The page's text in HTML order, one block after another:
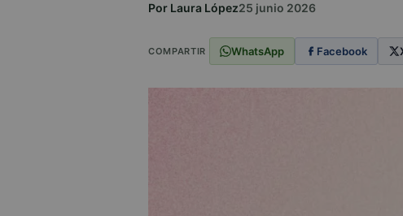
Por Laura López25 junio 2026
COMPARTIR WhatsApp Facebook